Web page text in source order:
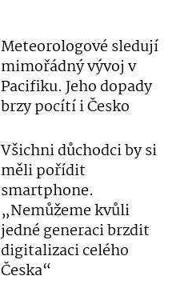
Meteorologové sledují
mimořádný vývoj v
Pacifiku. Jeho dopady
brzy pocítí i Česko
Všichni důchodci by si
měli pořídit
smartphone.
„Nemůžeme kvůli
jedné generaci brzdit
digitalizaci celého
Česka“